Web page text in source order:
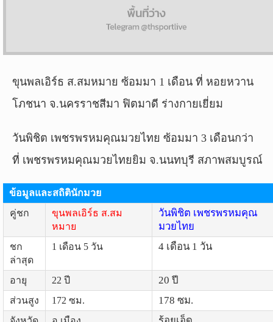
ขุนพลเอิร์ธ ส.สมหมาย ซ้อมมา 1 เดือน ที่ หอยหวาน
โภชนา จ.นครราชสีมา ฟิตมาดี ร่างกายเยี่ยม
วันพิชิต เพชรพรหมคุณมวยไทย ซ้อมมา 3 เดือนกว่า
ที่ เพชรพรหมคุณมวยไทยยิม จ.นนทบุรี สภาพสมบูรณ์
ข้อมูลและสถิตินักมวย
คู่ชก
ขุนพลเอิร์ธ ส.สม
หมาย
วันพิชิต เพชรพรหมคุณ
มวยไทย
ชก
ล่าสุด
1 เดือน 5 วัน 4 เดือน 1 วัน
อายุ 22 ปี 20 ปี
ส่วนสูง 172 ซม. 178 ซม.